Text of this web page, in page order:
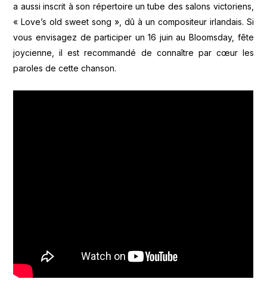
a aussi inscrit à son répertoire un tube des salons victoriens,
« Love’s old sweet song », dû à un compositeur irlandais. Si
vous envisagez de participer un 16 juin au Bloomsday, fête
joycienne, il est recommandé de connaître par cœur les
paroles de cette chanson.